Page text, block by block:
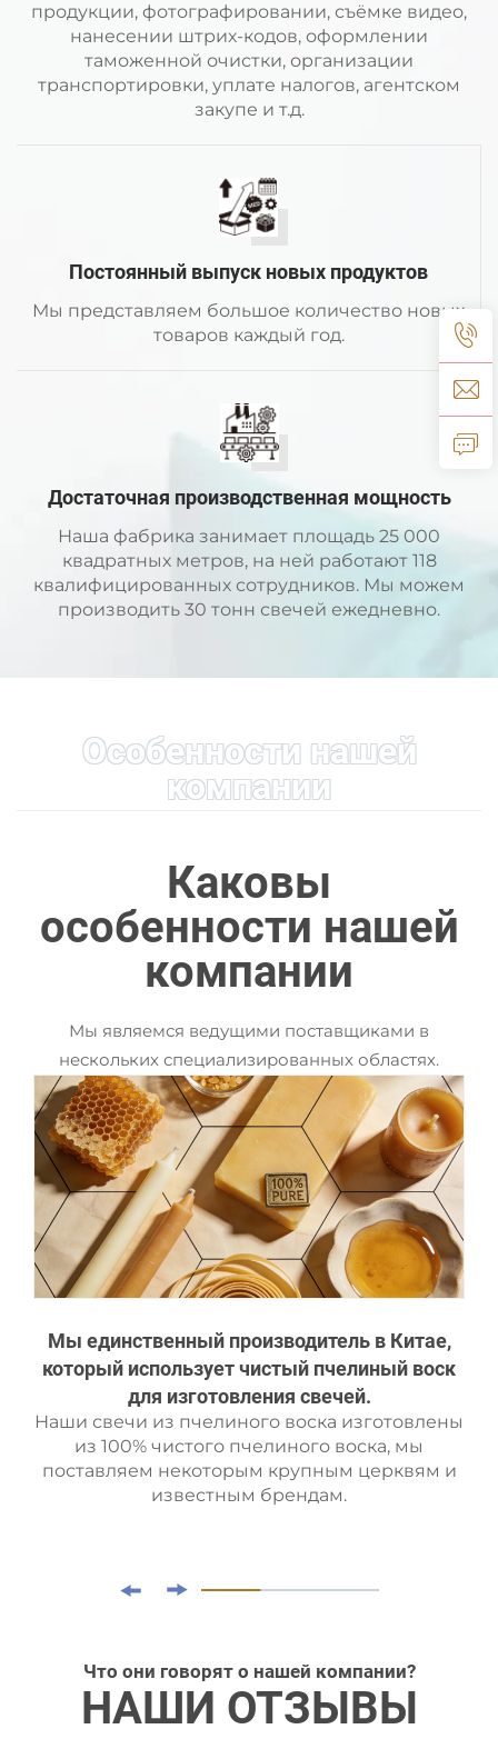
продукции, фотографировании, съёмке видео,
нанесении штрих-кодов, оформлении
таможенной очистки, организации
транспортировки, уплате налогов, агентском
закупе и т.д.
Постоянный выпуск новых продуктов
Мы представляем большое количество новых
товаров каждый год.
Достаточная производственная мощность
Наша фабрика занимает площадь 25 000
квадратных метров, на ней работают 118
квалифицированных сотрудников. Мы можем
производить 30 тонн свечей ежедневно.
Особенности нашей
компании
Каковы
особенности нашей
компании
Мы являемся ведущими поставщиками в
нескольких специализированных областях.
Мы единственный производитель в Китае,
который использует чистый пчелиный воск
для изготовления свечей.
Наши свечи из пчелиного воска изготовлены
из 100% чистого пчелиного воска, мы
поставляем некоторым крупным церквям и
известным брендам.
Что они говорят о нашей компании?
НАШИ ОТЗЫВЫ